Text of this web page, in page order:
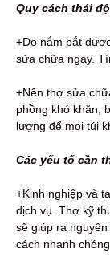
Quy cách thái
+Do nắm bắt
sửa chữa ngay.
+Nên thợ sửa
phồng khó khăn,
lượng để moi túi
Các yếu tố cần
+Kinh nghiệp và
dịch vụ. Thợ kỹ
sẽ giúp ra
cách nhanh